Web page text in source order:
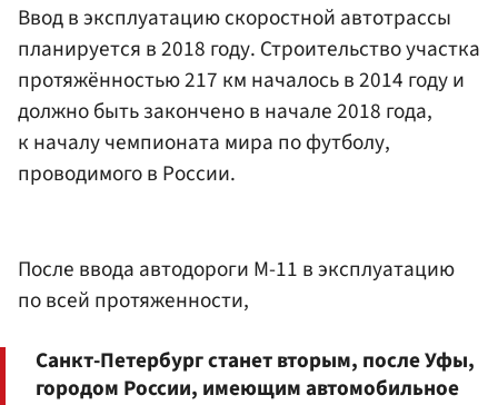
Ввод в эксплуатацию скоростной автотрассы
планируется в 2018 году. Строительство участка
протяжённостью 217 км началось в 2014 году и
должно быть закончено в начале 2018 года,
к началу чемпионата мира по футболу,
проводимого в России.
После ввода автодороги М-11 в эксплуатацию
по всей протяженности,
Санкт-Петербург станет вторым, после Уфы,
городом России, имеющим автомобильное